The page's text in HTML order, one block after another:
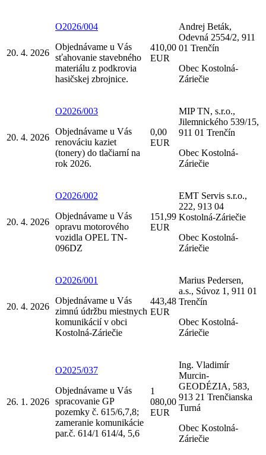
20. 4. 2026
O2026/004
Objednávame u Vás
sťahovanie stavebného
materiálu z podkrovia
hasičskej zbrojnice.
410,00
EUR
Andrej Beták,
Odevná 2554/2, 911
01 Trenčín
Obec Kostolná-
Záriečie
20. 4. 2026
O2026/003
Objednávame u Vás
renováciu kaziet
(tonery) do tlačiarní na
rok 2026.
0,00
EUR
MIP TN, s.r.o.,
Jilemnického 539/15,
911 01 Trenčín
Obec Kostolná-
Záriečie
20. 4. 2026
O2026/002
Objednávame u Vás
opravu motorového
vozidla OPEL TN-
096DZ
151,99
EUR
EMT Servis s.r.o.,
222, 913 04
Kostolná-Záriečie
Obec Kostolná-
Záriečie
20. 4. 2026
O2026/001
Objednávame u Vás
zimnú údržbu miestnych
komunikácií v obci
Kostolná-Záriečie
443,48
EUR
Marius Pedersen,
a.s., Súvoz 1, 911 01
Trenčín
Obec Kostolná-
Záriečie
26. 1. 2026
O2025/037
Objednávame u Vás
spracovanie GP
pozemky č. 615/6,7,8;
zameranie komunikácie
par.č. 614/1 614/4, 5,6
1
080,00
EUR
Ing. Vladimír
Murcin-
GEODÉZIA, 583,
913 21 Trenčianska
Turná
Obec Kostolná-
Záriečie